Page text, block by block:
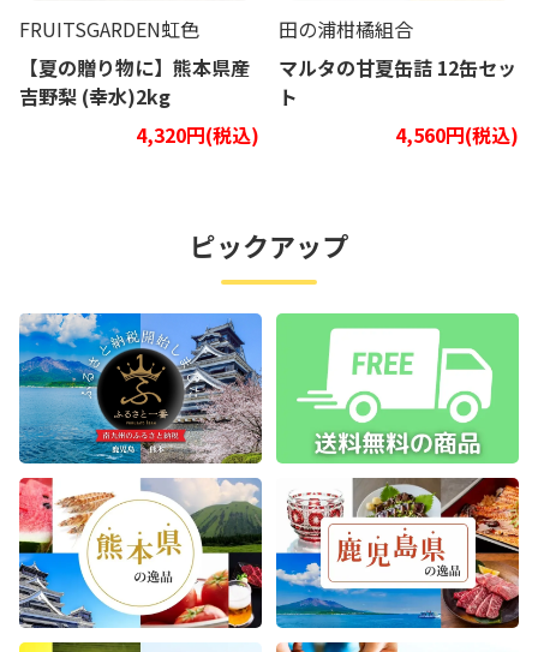
FRUITSGARDEN虹色
【夏の贈り物に】熊本県産
吉野梨 (幸水)2kg
4,320円(税込)
田の浦柑橘組合
マルタの甘夏缶詰 12缶セッ
ト
4,560円(税込)
ピックアップ